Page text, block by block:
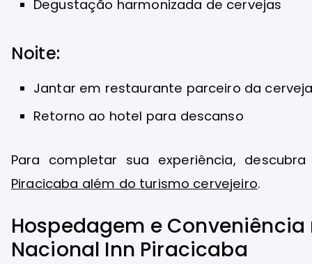
Degustação harmonizada de cervejas
Noite:
Jantar em restaurante parceiro da
Retorno ao hotel para descanso
Para completar sua experiência,
Piracicaba além do turismo cervejeiro.
Hospedagem e Conveniência
Nacional Inn Piracicaba